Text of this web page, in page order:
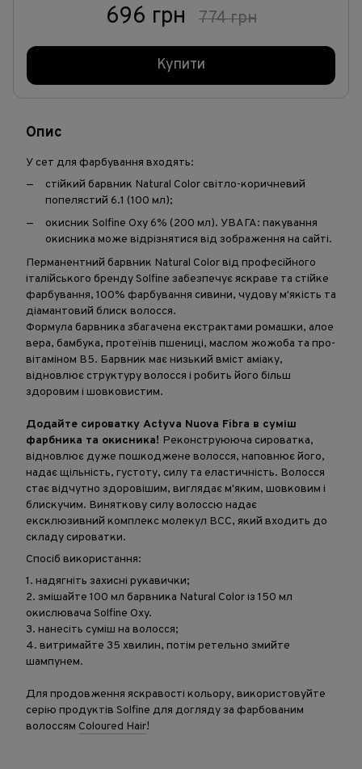
696 грн 774 грн
Купити
Опис
У сет для фарбування входять:
стійкий барвник Natural Color світло-коричневий
попелястий 6.1 (100 мл);
окисник Solfine Oxy 6% (200 мл). УВАГА: пакування
окисника може відрізнятися від зображення на сайті.
Перманентний барвник Natural Color від професійного
італійського бренду Solfine забезпечує яскраве та стійке
фарбування, 100% фарбування сивини, чудову м'якість та
діамантовий блиск волосся.
Формула барвника збагачена екстрактами ромашки, алое
вера, бамбука, протеїнів пшениці, маслом жожоба та про-
вітаміном В5. Барвник має низький вміст аміаку,
відновлює структуру волосся і робить його більш
здоровим і шовковистим.
Додайте сироватку Actyva Nuova Fibra в суміш
фарбника та окисника! Реконструююча сироватка,
відновлює дуже пошкоджене волосся, наповнює його,
надає щільність, густоту, силу та еластичність. Волосся
стає відчутно здоровішим, виглядає м'яким, шовковим і
блискучим. Виняткову силу волоссю надає
ексклюзивний комплекс молекул BCC, який входить до
складу сироватки.
Спосіб використання:
1. надягніть захисні рукавички;
2. змішайте 100 мл барвника Natural Color із 150 мл
окислювача Solfine Oxy.
3. нанесіть суміш на волосся;
4. витримайте 35 хвилин, потім ретельно змийте
шампунем.
Для продовження яскравості кольору, використовуйте
серію продуктів Solfine для догляду за фарбованим
волоссям Coloured Hair!